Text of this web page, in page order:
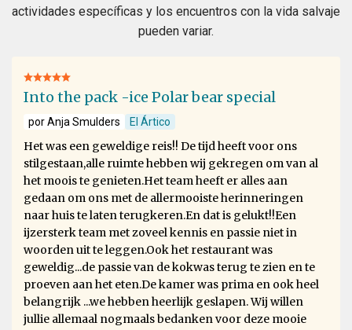
actividades específicas y los encuentros con la vida salvaje
pueden variar.
Into the pack -ice Polar bear special
por Anja Smulders El Ártico
Het was een geweldige reis!! De tijd heeft voor ons
stilgestaan,alle ruimte hebben wij gekregen om van al
het moois te genieten.Het team heeft er alles aan
gedaan om ons met de allermooiste herinneringen
naar huis te laten terugkeren.En dat is gelukt!!Een
ijzersterk team met zoveel kennis en passie niet in
woorden uit te leggen.Ook het restaurant was
geweldig...de passie van de kokwas terug te zien en te
proeven aan het eten.De kamer was prima en ook heel
belangrijk ...we hebben heerlijk geslapen. Wij willen
jullie allemaal nogmaals bedanken voor deze mooie